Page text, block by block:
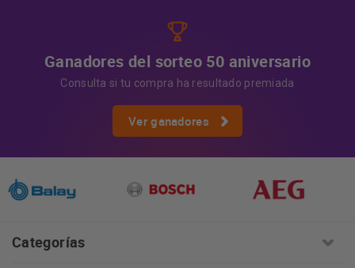
Ganadores del sorteo 50 aniversario
Consulta si tu compra ha resultado premiada
Ver ganadores
Categorías